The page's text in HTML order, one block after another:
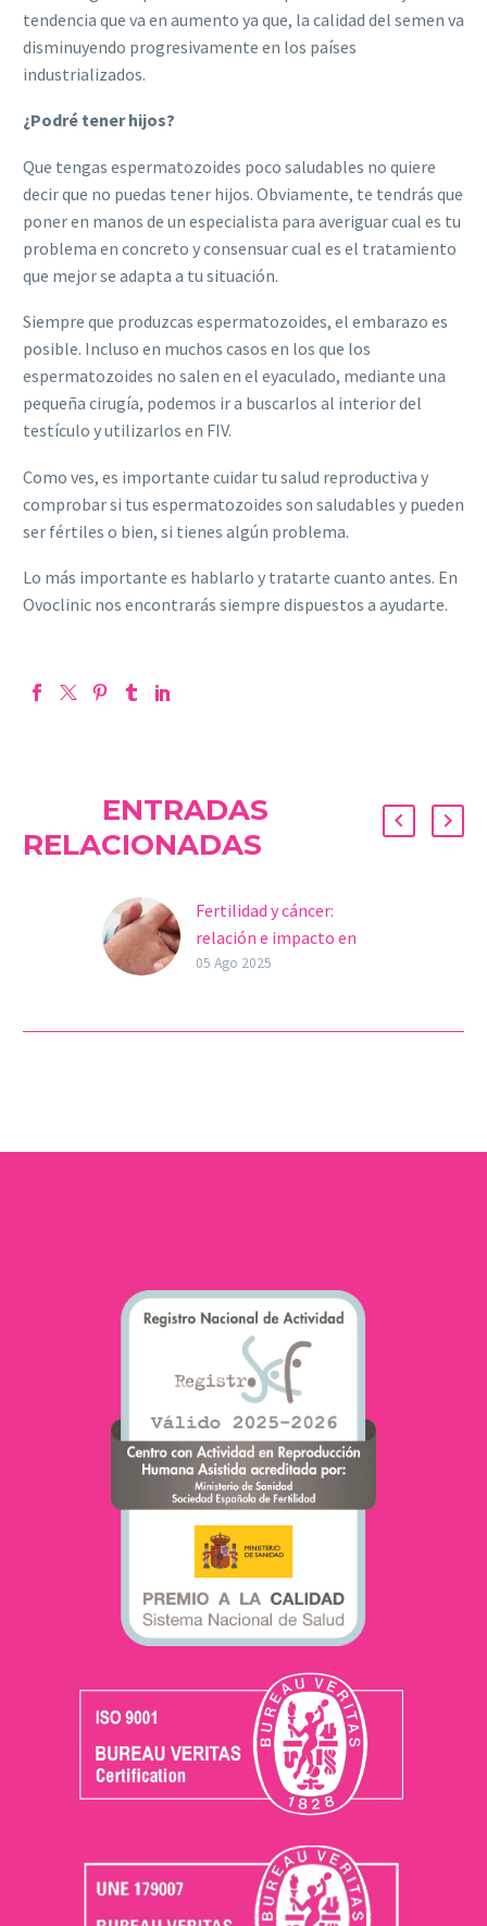
tendencia que va en aumento ya que, la calidad del semen va
disminuyendo progresivamente en los países
industrializados.
¿Podré tener hijos?
Que tengas espermatozoides poco saludables no quiere
decir que no puedas tener hijos. Obviamente, te tendrás que
poner en manos de un especialista para averiguar cual es tu
problema en concreto y consensuar cual es el tratamiento
que mejor se adapta a tu situación.
Siempre que produzcas espermatozoides, el embarazo es
posible. Incluso en muchos casos en los que los
espermatozoides no salen en el eyaculado, mediante una
pequeña cirugía, podemos ir a buscarlos al interior del
testículo y utilizarlos en FIV.
Como ves, es importante cuidar tu salud reproductiva y
comprobar si tus espermatozoides son saludables y pueden
ser fértiles o bien, si tienes algún problema.
Lo más importante es hablarlo y tratarte cuanto antes. En
Ovoclinic nos encontrarás siempre dispuestos a ayudarte.
ENTRADAS
RELACIONADAS
Fertilidad y cáncer:
relación e impacto en
jóvenes
mortalidad del cáncer en
05 Ago 2025